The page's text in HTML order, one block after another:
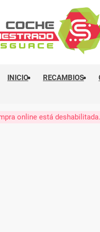
INICIO RECAMBIOS
online está